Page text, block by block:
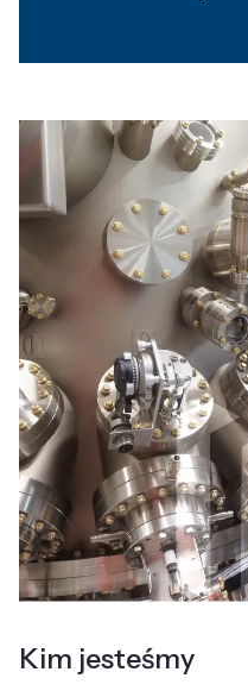
Kim jesteśmy